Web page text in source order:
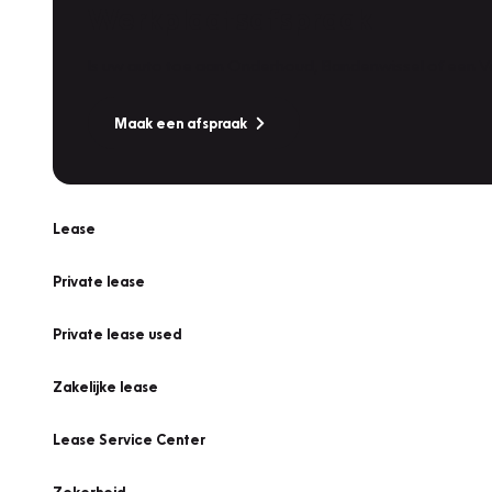
Maak een afspraak
Lease
Private lease
Private lease used
Zakelijke lease
Lease Service Center